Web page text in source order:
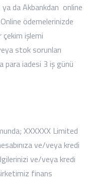
da Akbankdan online
ödemelerinizde
çekim işlemi
stok sorunları
para iadesi 3 iş günü
XXXXXX Limited
ve/veya kredi
ve/veya kredi
finans